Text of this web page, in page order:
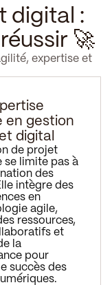
digital :
🚀
expertise et
en gestion
digital
de projet
se limite pas à
des
intègre des
en
agile,
ressources,
et
la
pour
succès des